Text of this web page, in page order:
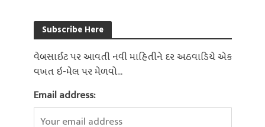
Subscribe Here
વેબસાઈટ પર આવતી નવી માહિતીને દર અઠવાડિયે એક
વખત ઇ-મેલ પર મેળવો...
Email address: